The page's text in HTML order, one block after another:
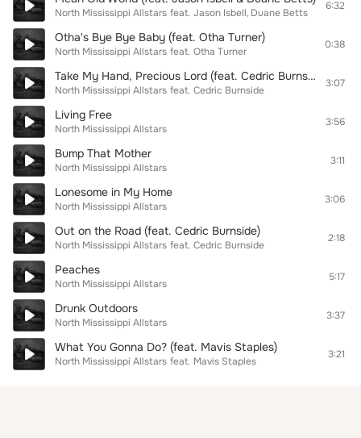
North Mississippi Allstars feat. Jason Isbell Duane Betts
6:32
Otha's Bye Bye Baby (feat. Otha Turner)
North Mississippi Allstars feat. Otha Turner
0:38
Take My Hand, Precious Lord (feat. Cedric Burnside)
North Mississippi Allstars feat. Cedric Burnside
3:07
Living Free
North Mississippi Allstars
3:56
Bump That Mother
North Mississippi Allstars
3:11
Lonesome in My Home
North Mississippi Allstars
3:06
Out on the Road (feat. Cedric Burnside)
North Mississippi Allstars feat. Cedric Burnside
2:18
Peaches
North Mississippi Allstars
5:17
Drunk Outdoors
North Mississippi Allstars
3:37
What You Gonna Do? (feat. Mavis Staples)
North Mississippi Allstars feat. Mavis Staples
3:21